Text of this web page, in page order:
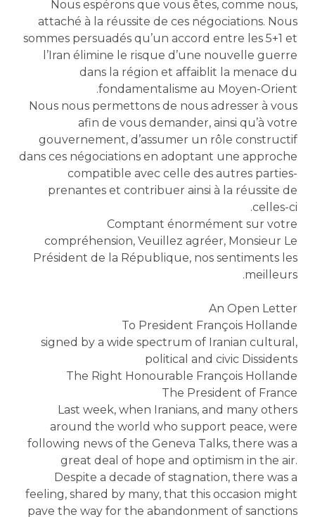
Nous espérons que vous êtes, comme nous,
attaché à la réussite de ces négociations. Nous
sommes persuadés qu’un accord entre les 5+1 et
l’Iran élimine le risque d’une nouvelle guerre
dans la région et affaiblit la menace du
fondamentalisme au Moyen-Orient.
Nous nous permettons de nous adresser à vous
afin de vous demander, ainsi qu’à votre
gouvernement, d’assumer un rôle constructif
dans ces négociations en adoptant une approche
compatible avec celle des autres parties-
prenantes et contribuer ainsi à la réussite de
celles-ci.
Comptant énormément sur votre
compréhension, Veuillez agréer, Monsieur Le
Président de la République, nos sentiments les
meilleurs.
An Open Letter
To President François Hollande
signed by a wide spectrum of Iranian cultural,
political and civic Dissidents
The Right Honourable François Hollande
The President of France
Last week, when Iranians, and many others
around the world who support peace, were
following news of the Geneva Talks, there was a
great deal of hope and optimism in the air.
Despite a decade of stagnation, there was a
feeling, shared by many, that this occasion might
pave the way for the abandonment of sanctions